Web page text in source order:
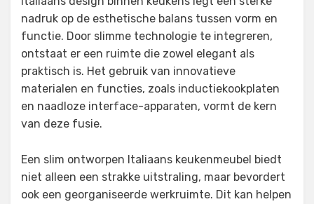
nadruk op de esthetische balans tussen vorm en
functie. Door slimme technologie te integreren,
ontstaat er een ruimte die zowel elegant als
praktisch is. Het gebruik van innovatieve
materialen en functies, zoals inductiekookplaten
en naadloze interface-apparaten, vormt de kern
van deze fusie.
Een slim ontworpen Italiaans keukenmeubel biedt
niet alleen een strakke uitstraling, maar bevordert
ook een georganiseerde werkruimte. Dit kan helpen